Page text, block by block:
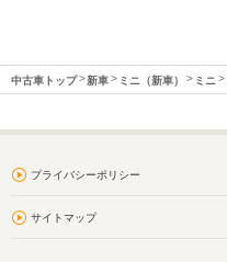
中古車トップ 新車 ミニ（新車） ミニ
プライバシーポリシー
サイトマップ